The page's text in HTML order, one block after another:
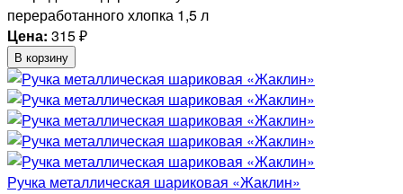
Цена: 315₽
В корзину
Ручка металлическая шариковая «Жаклин»